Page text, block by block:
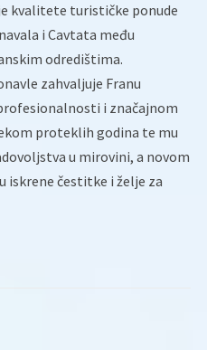
kvalitete turističke ponude
i Cavtata među
odredištima.
zahvaljuje Franu
i značajnom
proteklih godina te mu
u mirovini, a novom
iskrene čestitke i želje za